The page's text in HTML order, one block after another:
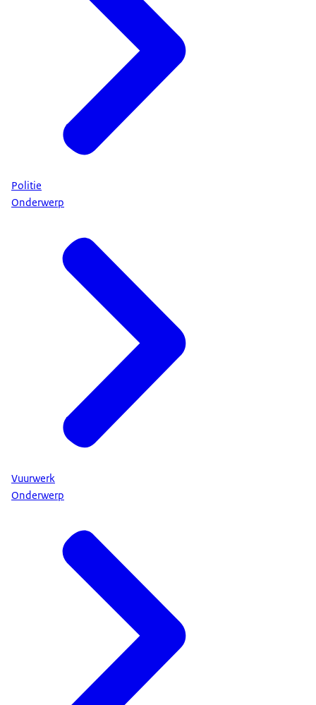
Politie
Onderwerp
Vuurwerk
Onderwerp